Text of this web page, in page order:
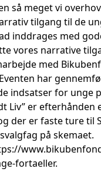
så meget vi
tilgang til de
inddrages med
vores narrative
med
har
indsatser for unge
Liv” er efterhånden
der er faste ture til
på skemaet.
fortaeller.